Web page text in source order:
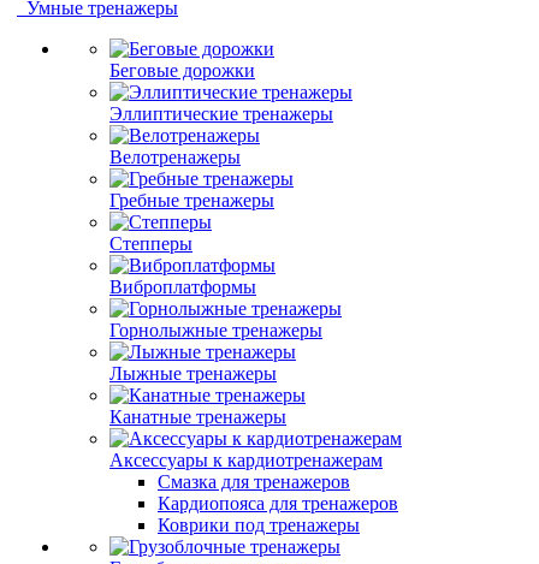
Умные тренажеры
Беговые дорожки
Эллиптические тренажеры
Велотренажеры
Гребные тренажеры
Степперы
Виброплатформы
Горнолыжные тренажеры
Лыжные тренажеры
Канатные тренажеры
Аксессуары к кардиотренажерам
Смазка для тренажеров
Кардиопояса для тренажеров
Коврики под тренажеры